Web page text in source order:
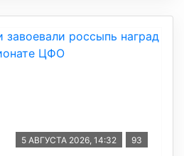
5 АВГУСТА 2026, 14:32 93